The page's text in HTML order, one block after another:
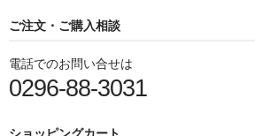
ご注文・ご購入相談
電話でのお問い合せは
0296-88-3031